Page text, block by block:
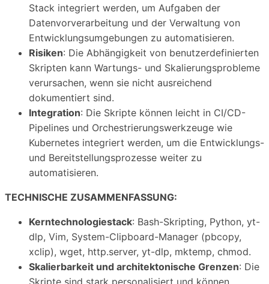
Stack integriert werden, um Aufgaben der
Datenvorverarbeitung und der Verwaltung von
Entwicklungsumgebungen zu automatisieren.
Risiken: Die Abhängigkeit von benutzerdefinierten
Skripten kann Wartungs- und Skalierungsprobleme
verursachen, wenn sie nicht ausreichend
dokumentiert sind.
Integration: Die Skripte können leicht in CI/CD-
Pipelines und Orchestrierungswerkzeuge wie
Kubernetes integriert werden, um die Entwicklungs-
und Bereitstellungsprozesse weiter zu
automatisieren.
TECHNISCHE ZUSAMMENFASSUNG:
Kerntechnologiestack: Bash-Skripting, Python, yt-
dlp, Vim, System-Clipboard-Manager (pbcopy,
xclip), wget, http.server, yt-dlp, mktemp, chmod.
Skalierbarkeit und architektonische Grenzen: Die